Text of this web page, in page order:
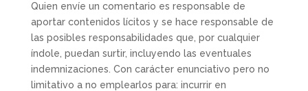
Quien envíe un comentario es responsable de
aportar contenidos lícitos y se hace responsable de
las posibles responsabilidades que, por cualquier
índole, puedan surtir, incluyendo las eventuales
indemnizaciones. Con carácter enunciativo pero no
limitativo a no emplearlos para: incurrir en